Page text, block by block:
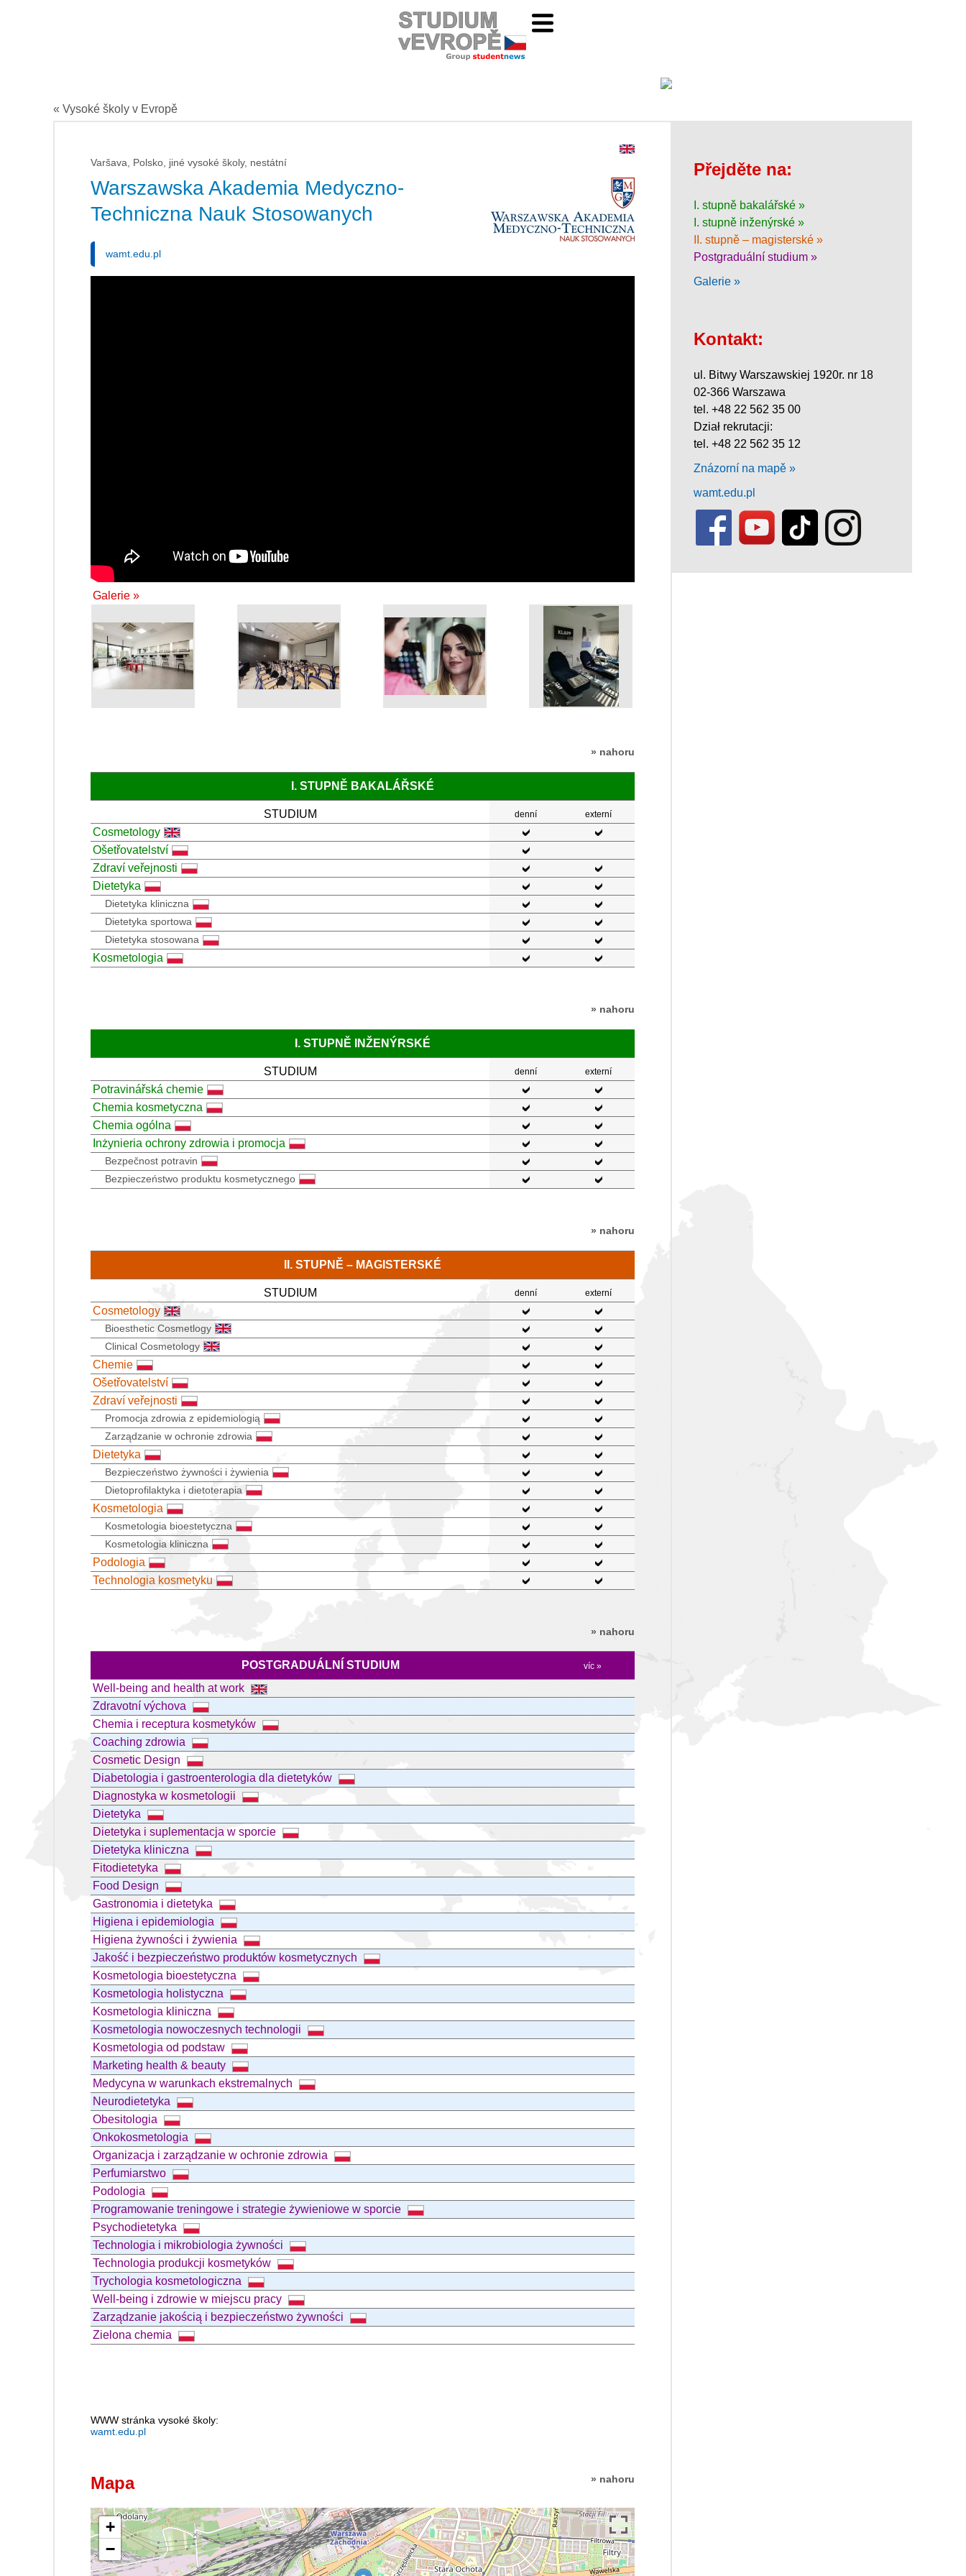
« Vysoké školy v Evropě
Varšava, Polsko, jiné vysoké školy, nestátní
Warszawska Akademia Medyczno-
Techniczna Nauk Stosowanych
wamt.edu.pl
Galerie »
» nahoru
I. STUPNĚ BAKALÁŘSKÉ
STUDIUM denní externí
Cosmetology
Ošetřovatelství
Zdraví veřejnosti
Dietetyka
Dietetyka kliniczna
Dietetyka sportowa
Dietetyka stosowana
Kosmetologia
» nahoru
I. STUPNĚ INŽENÝRSKÉ
STUDIUM denní externí
Potravinářská chemie
Chemia kosmetyczna
Chemia ogólna
Inżynieria ochrony zdrowia i promocja
Bezpečnost potravin
Bezpieczeństwo produktu kosmetycznego
» nahoru
II. STUPNĚ – MAGISTERSKÉ
STUDIUM denní externí
Cosmetology
Bioesthetic Cosmetlogy
Clinical Cosmetology
Chemie
Ošetřovatelství
Zdraví veřejnosti
Promocja zdrowia z epidemiologią
Zarządzanie w ochronie zdrowia
Dietetyka
Bezpieczeństwo żywności i żywienia
Dietoprofilaktyka i dietoterapia
Kosmetologia
Kosmetologia bioestetyczna
Kosmetologia kliniczna
Podologia
Technologia kosmetyku
» nahoru
POSTGRADUÁLNÍ STUDIUM víc »
Well-being and health at work
Zdravotní výchova
Chemia i receptura kosmetyków
Coaching zdrowia
Cosmetic Design
Diabetologia i gastroenterologia dla dietetyków
Diagnostyka w kosmetologii
Dietetyka
Dietetyka i suplementacja w sporcie
Dietetyka kliniczna
Fitodietetyka
Food Design
Gastronomia i dietetyka
Higiena i epidemiologia
Higiena żywności i żywienia
Jakość i bezpieczeństwo produktów kosmetycznych
Kosmetologia bioestetyczna
Kosmetologia holistyczna
Kosmetologia kliniczna
Kosmetologia nowoczesnych technologii
Kosmetologia od podstaw
Marketing health & beauty
Medycyna w warunkach ekstremalnych
Neurodietetyka
Obesitologia
Onkokosmetologia
Organizacja i zarządzanie w ochronie zdrowia
Perfumiarstwo
Podologia
Programowanie treningowe i strategie żywieniowe w sporcie
Psychodietetyka
Technologia i mikrobiologia żywności
Technologia produkcji kosmetyków
Trychologia kosmetologiczna
Well-being i zdrowie w miejscu pracy
Zarządzanie jakością i bezpieczeństwo żywności
Zielona chemia
WWW stránka vysoké školy:
wamt.edu.pl
» nahoru
Mapa
+
−
Přejděte na:
I. stupně bakalářské »
I. stupně inženýrské »
II. stupně – magisterské »
Postgraduální studium »
Galerie »
Kontakt:
ul. Bitwy Warszawskiej 1920r. nr 18
02-366 Warszawa
tel. +48 22 562 35 00
Dział rekrutacji:
tel. +48 22 562 35 12
Znázorní na mapě »
wamt.edu.pl